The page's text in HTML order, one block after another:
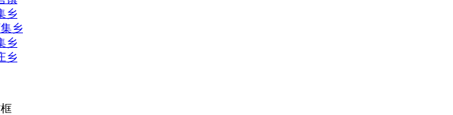
乡
乡
乡
乡